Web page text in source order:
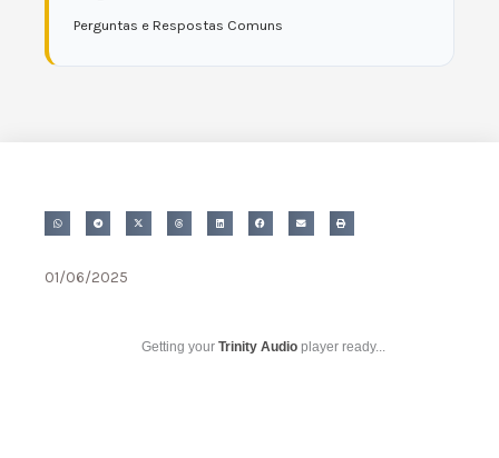
Perguntas e Respostas Comuns
01/06/2025
Getting your Trinity Audio player ready...